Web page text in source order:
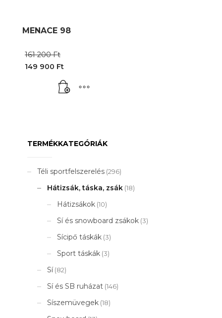
MENACE 98
161 200Ft
200 Ft.
149 900 Ft
TERMÉKKATEGÓRIÁK
Téli sportfelszerelés (296)
Hátizsák, táska, zsák (18)
Hátizsákok (10)
Sí és snowboard zsákok (3)
Sícipő táskák (3)
Sport táskák (3)
Sí (82)
Sí és SB ruházat (146)
Síszemüvegek (18)